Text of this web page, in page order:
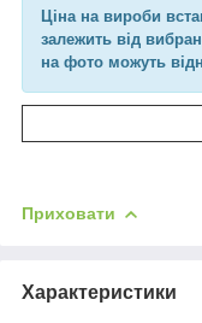
Ціна на вироби
залежить від
на фото можуть
Приховати
Характеристики